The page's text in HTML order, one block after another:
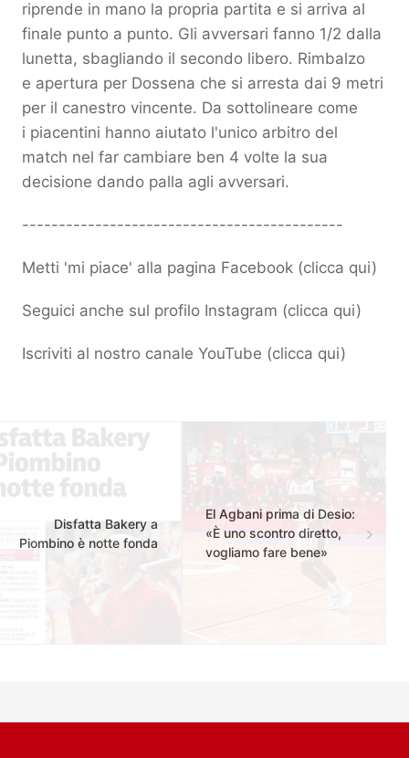
riprende in mano la propria partita e si arriva al
finale punto a punto. Gli avversari fanno 1/2 dalla
lunetta, sbagliando il secondo libero. Rimbalzo
e apertura per Dossena che si arresta dai 9 metri
per il canestro vincente. Da sottolineare come
i piacentini hanno aiutato l'unico arbitro del
match nel far cambiare ben 4 volte la sua
decisione dando palla agli avversari.
--------------------------------------------
Metti 'mi piace' alla pagina Facebook (clicca qui)
Seguici anche sul profilo Instagram (clicca qui)
Iscriviti al nostro canale YouTube (clicca qui)
Disfatta Bakery a
Piombino è notte fonda
El Agbani prima di Desio:
«È uno scontro diretto,
vogliamo fare bene»